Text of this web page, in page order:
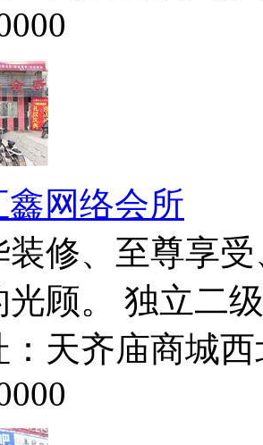
鑫网络会所
装修、至尊享
光顾。 独立二
：天齐庙商城